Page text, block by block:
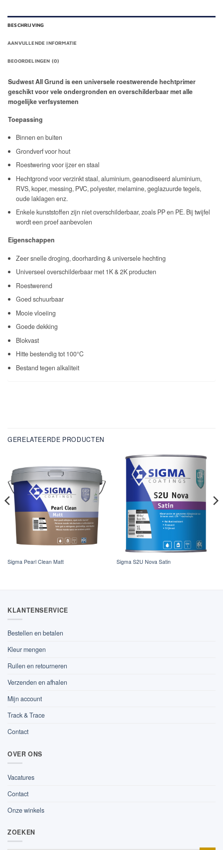
BESCHRIJVING
AANVULLENDE INFORMATIE
BEOORDELINGEN (0)
Sudwest All Grund is een universele roestwerende hechtprimer
geschikt voor vele ondergronden en overschilderbaar met alle
mogelijke verfsystemen
Toepassing
Binnen en buiten
Grondverf voor hout
Roestwering voor ijzer en staal
Hechtgrond voor verzinkt staal, aluminium, geanodiseerd aluminium,
RVS, koper, messing, PVC, polyester, melamine, geglazuurde tegels,
oude laklagen enz.
Enkele kunststoffen zijn niet overschilderbaar, zoals PP en PE. Bij twijfel
wordt een proef aanbevolen
Eigenschappen
Zeer snelle droging, doorharding & universele hechting
Universeel overschilderbaar met 1K & 2K producten
Roestwerend
Goed schuurbaar
Mooie vloeiing
Goede dekking
Blokvast
Hitte bestendig tot 100°C
Bestand tegen alkaliteit
GERELATEERDE PRODUCTEN
Sigma Pearl Clean Matt Sigma S2U Nova Satin
KLANTENSERVICE
Bestellen en betalen
Kleur mengen
Ruilen en retourneren
Verzenden en afhalen
Mijn account
Track & Trace
Contact
OVER ONS
Vacatures
Contact
Onze winkels
ZOEKEN